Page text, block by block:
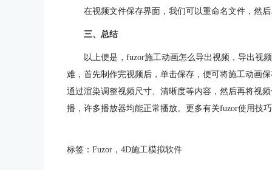
在视频文件保存界面，我们可以重命名文件，然
三、总结
以上便是，fuzor施工动画怎么导出视频，导出视
难，首先制作完视频后，单击保存，便可将施工动画
通过渲染调整视频尺寸、清晰度等内容，然后再将视
播，许多播放器均能正常播放。更多有关fuzor使用技
标签： Fuzor ， 4D施工模拟软件